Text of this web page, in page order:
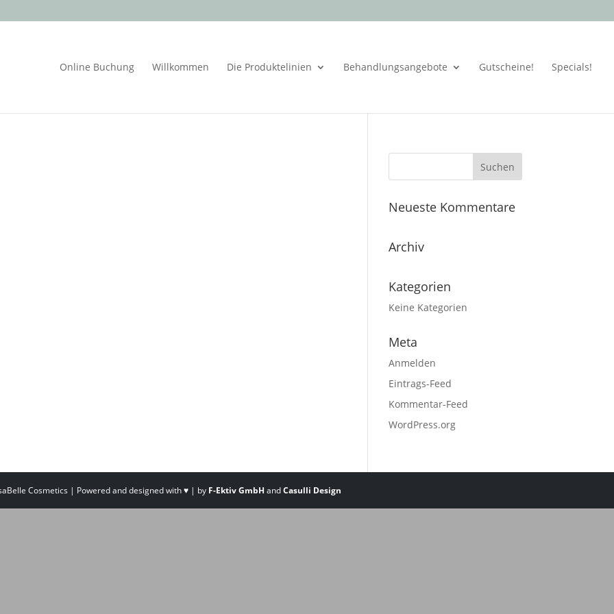
Online Buchung Willkommen Die Produktelinien Behandlungsangebote Gutscheine! Specials!
Neueste Kommentare
Archiv
Kategorien
Keine Kategorien
Meta
Anmelden
Eintrags-Feed
Kommentar-Feed
WordPress.org
Cosmetics | Powered and designed with ♥ | by F-Ektiv GmbH andCasulli Design